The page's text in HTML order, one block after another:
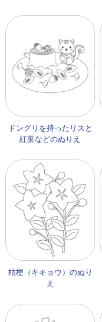
ドングリを持ったリスと
紅葉などのぬりえ
桔梗（キキョウ）のぬり
え